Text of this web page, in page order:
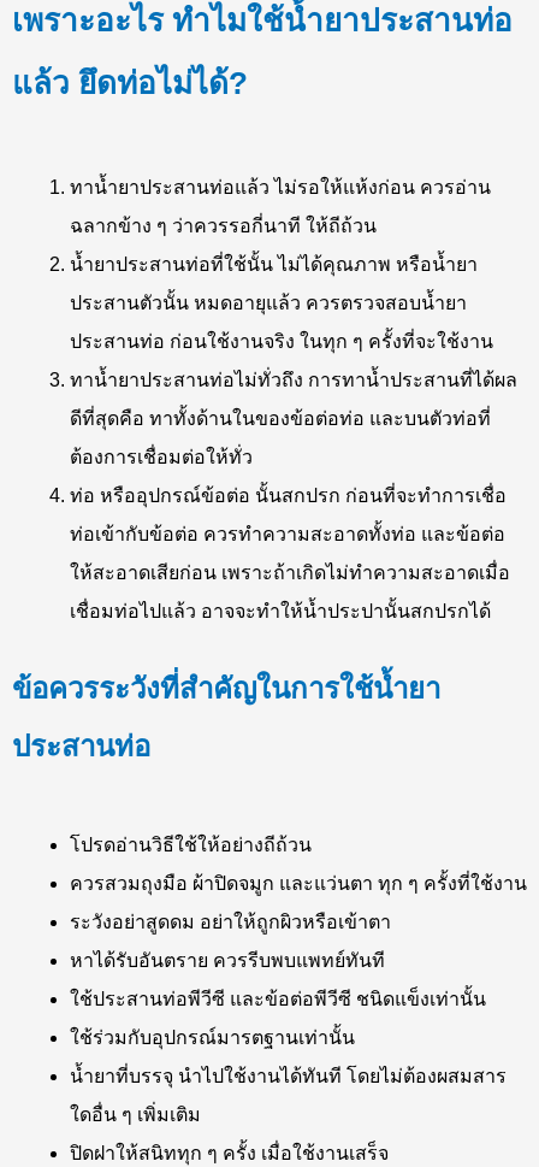
เพราะอะไร ทำไมใช้น้ำยาประสานท่อ
แล้ว ยึดท่อไม่ได้?
ทาน้ำยาประสานท่อแล้ว ไม่รอให้แห้งก่อน ควรอ่าน
ฉลากข้าง ๆ ว่าควรรอกี่นาที ให้ถีถ้วน
น้ำยาประสานท่อที่ใช้นั้น ไม่ได้คุณภาพ หรือน้ำยา
ประสานตัวนั้น หมดอายุแล้ว ควรตรวจสอบน้ำยา
ประสานท่อ ก่อนใช้งานจริง ในทุก ๆ ครั้งที่จะใช้งาน
ทาน้ำยาประสานท่อไม่ทั่วถึง การทาน้ำประสานที่ได้ผล
ดีที่สุดคือ ทาทั้งด้านในของข้อต่อท่อ และบนตัวท่อที่
ต้องการเชื่อมต่อให้ทั่ว
ท่อ หรืออุปกรณ์ข้อต่อ นั้นสกปรก ก่อนที่จะทำการเชื่อ
ท่อเข้ากับข้อต่อ ควรทำความสะอาดทั้งท่อ และข้อต่อ
ให้สะอาดเสียก่อน เพราะถ้าเกิดไม่ทำความสะอาดเมื่อ
เชื่อมท่อไปแล้ว อาจจะทำให้น้ำประปานั้นสกปรกได้
ข้อควรระวังที่สำคัญในการใช้น้ำยา
ประสานท่อ
โปรดอ่านวิธีใช้ให้อย่างถีถ้วน
ควรสวมถุงมือ ผ้าปิดจมูก และแว่นตา ทุก ๆ ครั้งที่ใช้งาน
ระวังอย่าสูดดม อย่าให้ถูกผิวหรือเข้าตา
หาได้รับอันตราย ควรรีบพบแพทย์ทันที
ใช้ประสานท่อพีวีซี และข้อต่อพีวีซี ชนิดแข็งเท่านั้น
ใช้ร่วมกับอุปกรณ์มารตฐานเท่านั้น
น้ำยาที่บรรจุ นำไปใช้งานได้ทันที โดยไม่ต้องผสมสาร
ใดอื่น ๆ เพิ่มเติม
ปิดฝาให้สนิททุก ๆ ครั้ง เมื่อใช้งานเสร็จ